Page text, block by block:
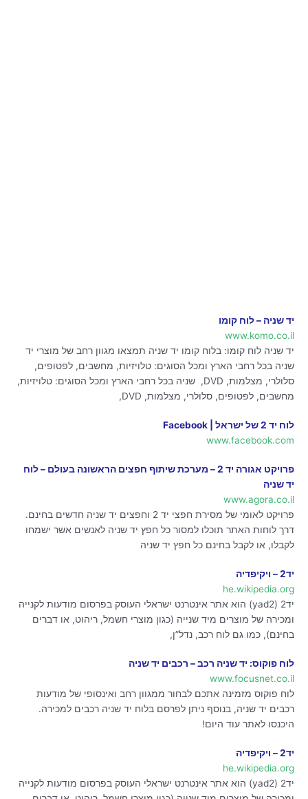
יד שניה – לוח קומו
www.komo.co.il
יד שניה לוח קומו: בלוח קומו יד שניה תמצאו מגוון רחב של מוצרי יד
שניה בכל רחבי הארץ ומכל הסוגים: טלויזיות, מחשבים, לפטופים,
סלולרי, מצלמות, DVD, שניה בכל רחבי הארץ ומכל הסוגים: טלויזיות,
מחשבים, לפטופים, סלולרי, מצלמות, DVD,
לוח יד 2 של ישראל | Facebook
www.facebook.com
פרויקט אגורה יד 2 – מערכת שיתוף חפצים הראשונה בעולם – לוח
יד שניה
www.agora.co.il
פרויקט לאומי של מסירת חפצי יד 2 וחפצים יד שניה חדשים בחינם.
דרך לוחות האתר תוכלו למסור כל חפץ יד שניה לאנשים אשר ישמחו
לקבלו, או לקבל בחינם כל חפץ יד שניה
יד2 – ויקיפדיה
he.wikipedia.org
יד2 (yad2) הוא אתר אינטרנט ישראלי העוסק בפרסום מודעות לקנייה
ומכירה של מוצרים מיד שנייה (כגון מוצרי חשמל, ריהוט, או דברים
בחינם), כמו גם לוח רכב, נדל”ן,
לוח פוקוס: יד שניה רכב – רכבים יד שניה
www.focusnet.co.il
לוח פוקוס מזמינה אתכם לבחור ממגוון רחב ואינסופי של מודעות
רכבים יד שניה, בנוסף ניתן לפרסם בלוח יד שניה רכבים למכירה.
היכנסו לאתר עוד היום!
יד2 – ויקיפדיה
he.wikipedia.org
יד2 (yad2) הוא אתר אינטרנט ישראלי העוסק בפרסום מודעות לקנייה